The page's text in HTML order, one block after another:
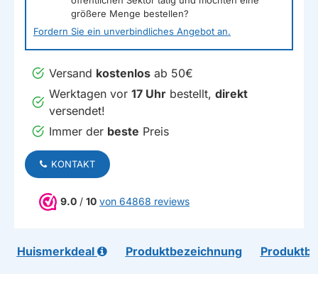
größere Menge bestellen?
Fordern Sie ein unverbindliches Angebot an.
Versand kostenlos ab 50€
Werktagen vor 17 Uhr bestellt, direkt
versendet!
Immer der beste Preis
KONTAKT
9.0 / 10 von 64868 reviews
Huismerkdeal Produktbezeichnung